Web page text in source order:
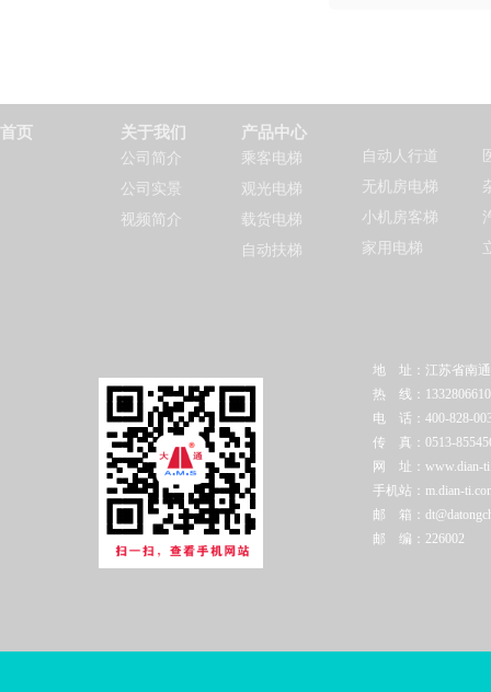
首页 关于我们
公司简介
公司实景
视频简介
产品中心
乘客电梯
观光电梯
载货电梯
自动扶梯
自动人行道
无机房电梯
小机房客梯
家用电梯
地 址：江苏省南通
热 线：
电 话：400-828-
传 真：0513-
网 址：www.dian-
手机站：m.dian-
邮 箱：
邮 编：226002